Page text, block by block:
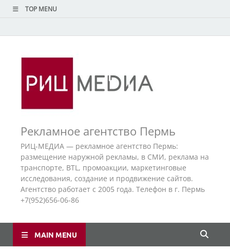
TOP MENU
Рекламное агентство Пермь
РИЦ-МЕДИА — рекламное агентство Пермь:
размещение наружной рекламы, в СМИ, реклама на
транспорте, BTL, промоакции, маркетинговые
исследования, создание и продвижение сайтов.
Агентство работает с 2005 года. Телефон в г. Пермь
+7(952)656-06-86
MAIN MENU